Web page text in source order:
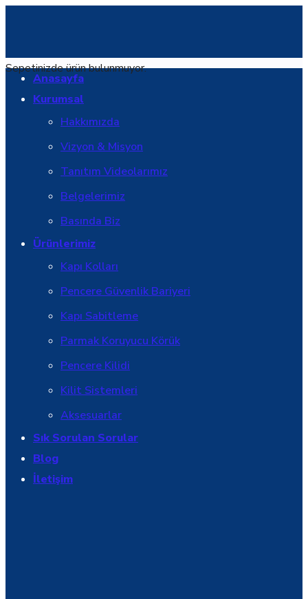
Sepetinizde ürün bulunmuyor.
Anasayfa
Kurumsal
Hakkımızda
Vizyon & Misyon
Tanıtım Videolarımız
Belgelerimiz
Basında Biz
Ürünlerimiz
Kapı Kolları
Pencere Güvenlik Bariyeri
Kapı Sabitleme
Parmak Koruyucu Körük
Pencere Kilidi
Kilit Sistemleri
Aksesuarlar
Sık Sorulan Sorular
Blog
İletişim